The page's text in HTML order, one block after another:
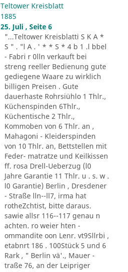
Teltower Kreisblatt
1885
25. Juli , Seite 6
"...Teltower Kreisblatti S K A *
S " . "l A . ' * * S * 4 b 1 .l bbel
- Fabri r 0lln verkauft bei
streng reeller Bedienung gute
gediegene Waare zu wirklich
billigen Preisen . Gute
dauerhaste Rohrsiühlo 1 Thlr.,
Küchenspinden 6Thlr.,
Küchentische 2 Thlr.,
Kommoben von 6 Thlr. an ,
Mahagoni - Kleiderspinden
von 10 Thlr. an, Bettstellen mit
Feder- matratze und Keilkissen
ff. rosa Drell-Ueberzug (l0
Jahre Garantie 11 Thlr. u . s. w .
l0 Garantie) Berlin , Dresdener
- Straße lln--ll7, irma hat
rotheZchtist, bitte daraus.
sawie allsr 116--117 genau n
achten. ro weier hten -
ommandite oon Lenr. vt9Sllrbi ,
etabnrt 186 . 100Stück 5 und 6
Rark , " Berlin vä'., Mauer -
traße 76, an der Leipriger